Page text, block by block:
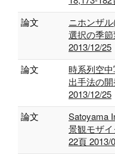
論文
ニホンザ
選択の季
2013/12/25
論文
時系列空
出手法の
2013/12/25
論文
Satoyama
景観モザ
22頁 2013/